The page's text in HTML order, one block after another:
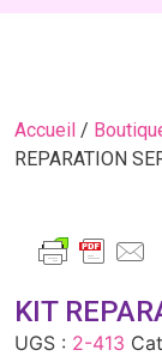
Accueil /
REPARATION
KIT
UGS : 2-413